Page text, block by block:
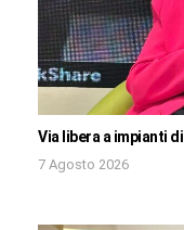
Via libera a impianti
7 Agosto 2026